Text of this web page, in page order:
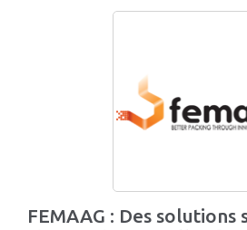
FEMAAG : Des solutions